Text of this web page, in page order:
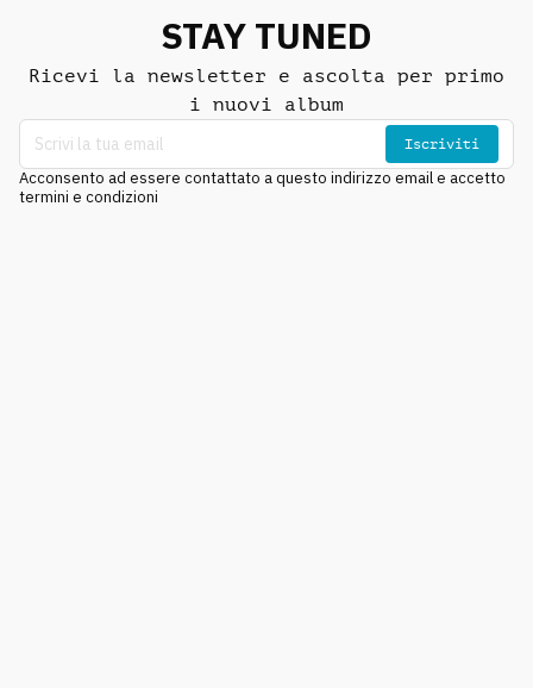
STAY TUNED
Ricevi la newsletter e ascolta per primo
i nuovi album
Iscriviti
Acconsento ad essere contattato a questo indirizzo email e accetto
termini e condizioni